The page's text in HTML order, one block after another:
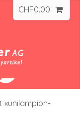
CHF0.00
«unilampion-